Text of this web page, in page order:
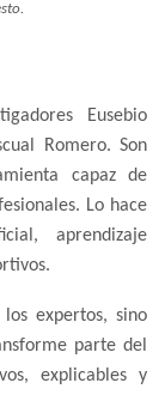
Eusebio
Romero. Son
capaz de
Lo hace
aprendizaje
expertos, sino
parte del
explicables y